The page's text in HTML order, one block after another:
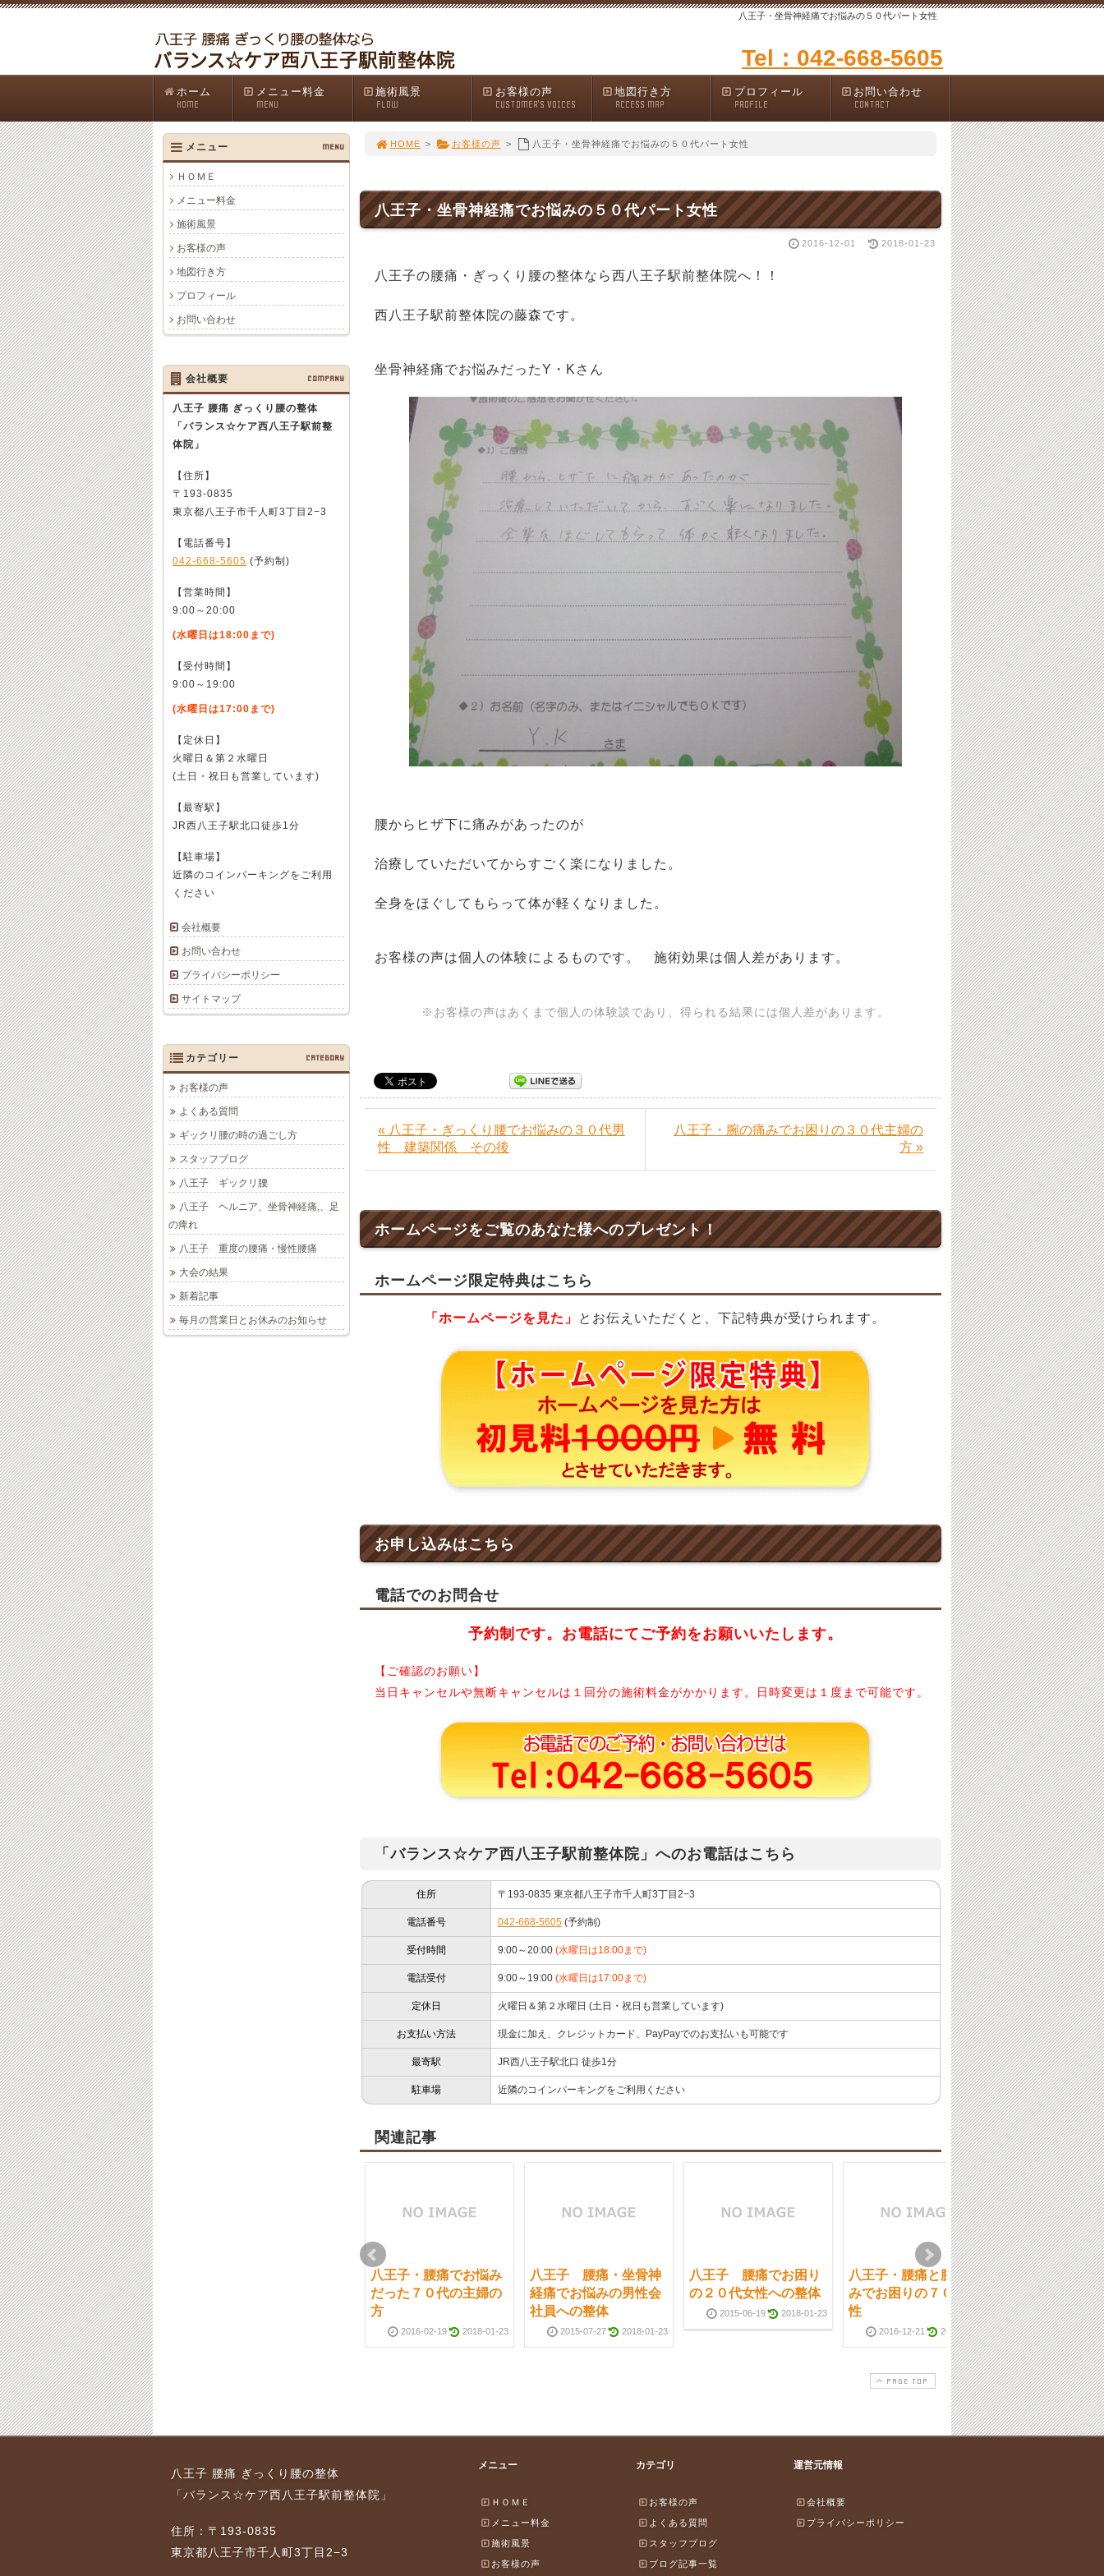
八王子・坐骨神経痛でお悩みの５０代パート女性
Tel：042-668-5605
ホーム
HOME
メニュー料金
MENU
施術風景
FLOW
お客様の声
CUSTOMER'S VOICES
地図行き方
ACCESS MAP
プロフィール
PROFILE
お問い合わせ
CONTACT
HOME > お客様の声 > 八王子・坐骨神経痛でお悩みの５０代パート女性
八王子・坐骨神経痛でお悩みの５０代パート女性
2016-12-01 2018-01-23
八王子の腰痛・ぎっくり腰の整体なら西八王子駅前整体院へ！！
西八王子駅前整体院の藤森です。
坐骨神経痛でお悩みだったY・Kさん
腰からヒザ下に痛みがあったのが
治療していただいてからすごく楽になりました。
全身をほぐしてもらって体が軽くなりました。
お客様の声は個人の体験によるものです。 施術効果は個人差があります。
※お客様の声はあくまで個人の体験談であり、得られる結果には個人差があります。
« 八王子・ぎっくり腰でお悩みの３０代男
性 建築関係 その後
八王子・腕の痛みでお困りの３０代主婦の
方 »
ホームページをご覧のあなた様へのプレゼント！
ホームページ限定特典はこちら
「ホームページを見た」 とお伝えいただくと、下記特典が受けられます。
お申し込みはこちら
電話でのお問合せ
予約制です。お電話にてご予約をお願いいたします。
【ご確認のお願い】
当日キャンセルや無断キャンセルは１回分の施術料金がかかります。日時変更は１度まで可能です。
「バランス☆ケア西八王子駅前整体院」へのお電話はこちら
住所 〒193-0835 東京都八王子市千人町3丁目2−3
電話番号 042-668-5605(予約制)
受付時間 9:00～20:00 (水曜日は18:00まで)
電話受付 9:00～19:00 (水曜日は17:00まで)
定休日 火曜日＆第２水曜日 (土日・祝日も営業しています)
お支払い方法 現金に加え、クレジットカード、PayPayでのお支払いも可能です
最寄駅 JR西八王子駅北口 徒歩1分
駐車場 近隣のコインパーキングをご利用ください
関連記事
り
営
01-23
八王子 足のむくみと
尿の出でお困りの４０
代女性会社員への整体
2015-06-22 2018-01-23
八王子・腰痛でお悩み
だった７０代の主婦の
方
2016-02-19 2018-01-23
八王子 腰痛・坐骨神
経痛でお悩みの男性会
社員への整体
2015-07-27 2018-01-23
八王子 腰痛でお困り
の２０代女性への整体
2015-06-19 2018-01-23
八王子・腰痛と腕の痛
みでお困りの７０代女
性
2016-12-21 2018-01-23
八王子 腰痛後
維持の５０代女
整体
2017-10-16
みでお困りの７０代女
維持の５０代女性への
整体
PAGE TOP
メニュー MENU
ＨＯＭＥ
メニュー料金
施術風景
お客様の声
地図行き方
プロフィール
お問い合わせ
会社概要 COMPANY
八王子 腰痛 ぎっくり腰の整体
「バランス☆ケア西八王子駅前整
体院」
【住所】
〒193-0835
東京都八王子市千人町3丁目2−3
【電話番号】
042-668-5605 (予約制)
【営業時間】
9:00～20:00
(水曜日は18:00まで)
【受付時間】
9:00～19:00
(水曜日は17:00まで)
【定休日】
火曜日＆第２水曜日
(土日・祝日も営業しています)
【最寄駅】
JR西八王子駅北口徒歩1分
【駐車場】
近隣のコインパーキングをご利用
ください
会社概要
お問い合わせ
プライバシーポリシー
サイトマップ
カテゴリー CATEGORY
お客様の声
よくある質問
ギックリ腰の時の過ごし方
スタッフブログ
八王子 ギックリ腰
八王子 ヘルニア、坐骨神経痛,、足
の痺れ
八王子 重度の腰痛・慢性腰痛
大会の結果
新着記事
毎月の営業日とお休みのお知らせ
八王子 腰痛 ぎっくり腰の整体
「バランス☆ケア西八王子駅前整体院」
住所：〒193-0835
東京都八王子市千人町3丁目2−3
メニュー
ＨＯＭＥ
メニュー料金
施術風景
お客様の声
カテゴリ
お客様の声
よくある質問
スタッフブログ
ブログ記事一覧
運営元情報
会社概要
プライバシーポリシー